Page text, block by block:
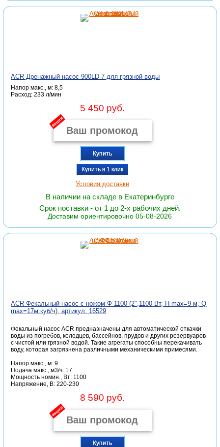
ACR Дренажный насос 900LD-7 для грязной воды
Напор макс., м: 8,5
Расход: 233 л/мин
5 450 руб.
акция
Купить
Купить в 1 клик
Условия доставки
В наличии на складе в Екатеринбурге
Срок поставки - от 1 до 2-х рабочих дней.
Доставим ориентировочно 05-08-2026
ACR Фекальный насос с ножом Ф-1100 (2",1100 Вт, H max=9 м, Q
max=17м.куб/ч), артикул: 16529
Фекальный насос ACR предназначены для автоматической откачки
воды из погребов, колодцев, бассейнов, прудов и других резервуаров
с чистой или грязной водой. Такие агрегаты способны перекачивать
воду, которая загрязнена различными механическими примесями.
Напор макс., м: 9
Подача макс., м3/ч: 17
Мощность номин., Вт: 1100
Напряжение, В: 220-230
8 590 руб.
акция
Купить